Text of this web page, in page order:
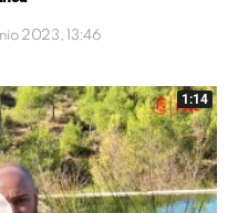
2023, 13:46
1:14